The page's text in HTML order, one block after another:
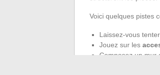
Voici quelques pistes
Laissez-vous
Jouez sur les
Composez un mur